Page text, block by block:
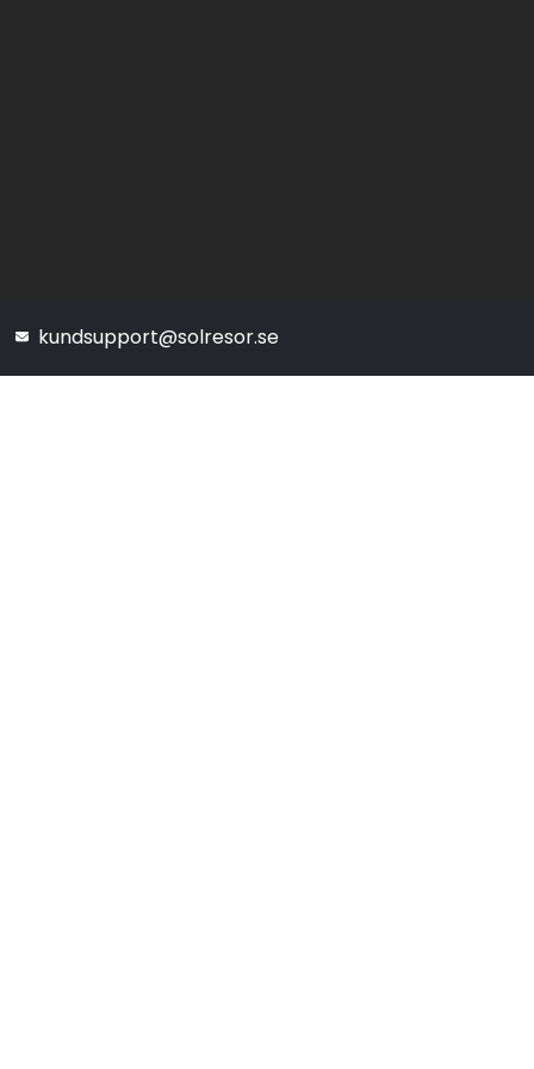
kundsupport@solresor.se